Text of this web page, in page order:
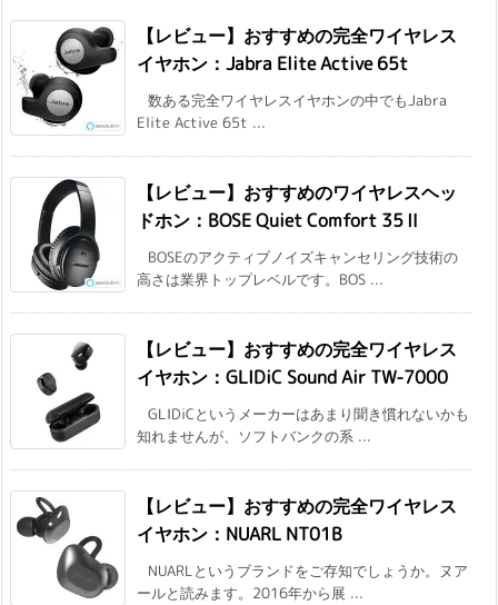
【レビュー】おすすめの完全ワイヤレス
イヤホン：Jabra Elite Active 65t
数ある完全ワイヤレスイヤホンの中でもJabra
Elite Active 65t ...
【レビュー】おすすめのワイヤレスヘッ
ドホン：BOSE Quiet Comfort 35Ⅱ
BOSEのアクティブノイズキャンセリング技術の
高さは業界トップレベルです。BOS ...
【レビュー】おすすめの完全ワイヤレス
イヤホン：GLIDiC Sound Air TW-7000
GLIDiCというメーカーはあまり聞き慣れないかも
知れませんが、ソフトバンクの系 ...
【レビュー】おすすめの完全ワイヤレス
イヤホン：NUARL NT01B
NUARLというブランドをご存知でしょうか。ヌア
ールと読みます。2016年から展 ...